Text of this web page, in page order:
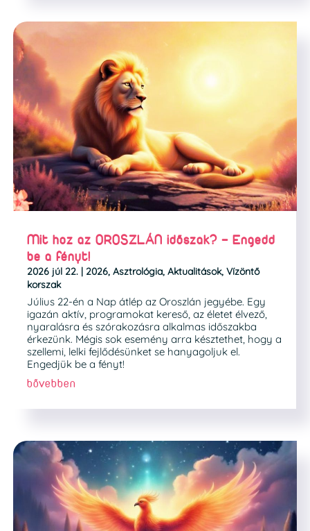
Mit hoz az OROSZLÁN időszak? – Engedd
be a fényt!
2026 júl 22. | 2026, Asztrológia, Aktualitások, Vízöntő
korszak
Július 22-én a Nap átlép az Oroszlán jegyébe. Egy
igazán aktív, programokat kereső, az életet élvező,
nyaralásra és szórakozásra alkalmas időszakba
érkezünk. Mégis sok esemény arra késztethet, hogy a
szellemi, lelki fejlődésünket se hanyagoljuk el.
Engedjük be a fényt!
bővebben